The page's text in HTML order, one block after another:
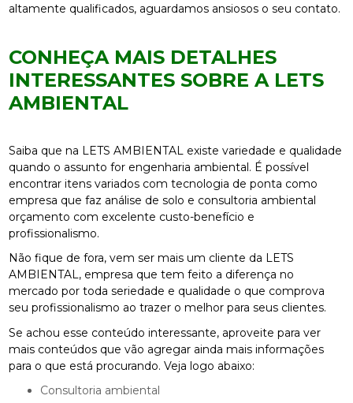
altamente qualificados, aguardamos ansiosos o seu contato.
CONHEÇA MAIS DETALHES
INTERESSANTES SOBRE A LETS
AMBIENTAL
Saiba que na LETS AMBIENTAL existe variedade e qualidade
quando o assunto for engenharia ambiental. É possível
encontrar itens variados com tecnologia de ponta como
empresa que faz análise de solo e consultoria ambiental
orçamento com excelente custo-benefício e
profissionalismo.
Não fique de fora, vem ser mais um cliente da LETS
AMBIENTAL, empresa que tem feito a diferença no
mercado por toda seriedade e qualidade o que comprova
seu profissionalismo ao trazer o melhor para seus clientes.
Se achou esse conteúdo interessante, aproveite para ver
mais conteúdos que vão agregar ainda mais informações
para o que está procurando. Veja logo abaixo:
consultoria ambiental